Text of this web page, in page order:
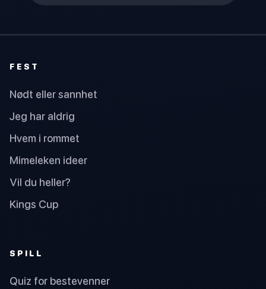
FEST
Nødt eller sannhet
Jeg har aldrig
Hvem i rommet
Mimeleken ideer
Vil du heller?
Kings Cup
SPILL
Quiz for bestevenner